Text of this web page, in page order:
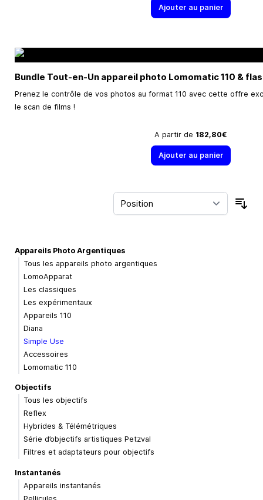
Ajouter au panier
Bundle Tout-en-Un appareil photo Lomomatic 110 &
Prenez le contrôle de vos photos au format 110 avec cette offre
le scan de films !
A partir de 182,80€
Ajouter au panier
Appareils Photo Argentiques
Tous les appareils photo argentiques
LomoApparat
Les classiques
Les expérimentaux
Appareils 110
Diana
Simple Use
Accessoires
Lomomatic 110
Objectifs
Tous les objectifs
Reflex
Hybrides & Télémétriques
Série d’objectifs artistiques Petzval
Filtres et adaptateurs pour objectifs
Instantanés
Appareils instantanés